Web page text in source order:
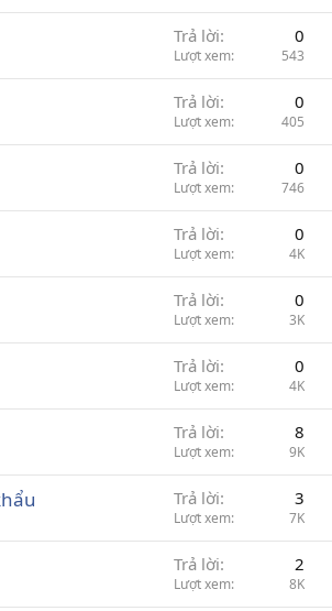
Trả lời 0
Lượt xem 543
Trả lời 0
Lượt xem 405
Trả lời 0
Lượt xem 746
Trả lời 0
Lượt xem 4K
Trả lời 0
Lượt xem 3K
Trả lời 0
Lượt xem 4K
Trả lời 8
Lượt xem 9K
Trả lời 3
Lượt xem 7K
Trả lời 2
Lượt xem 8K